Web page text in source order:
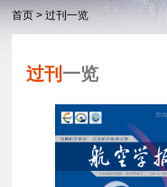
首页 > 过刊一览
过刊 一览